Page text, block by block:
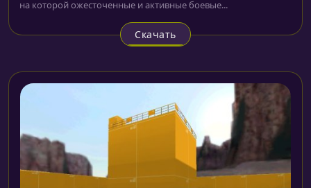
на которой ожесточенные и активные боевые...
Скачать